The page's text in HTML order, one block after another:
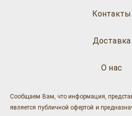
О нас
Доставка
Контакты
Сообщаем Вам, что информация,
является публичной офертой и